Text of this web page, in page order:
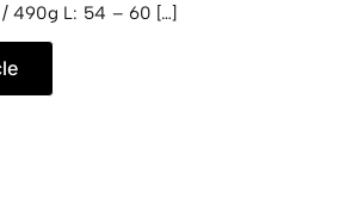
490g L: 54 – 60 […]